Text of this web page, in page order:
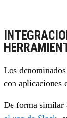
Los
con aplicaciones
De forma similar